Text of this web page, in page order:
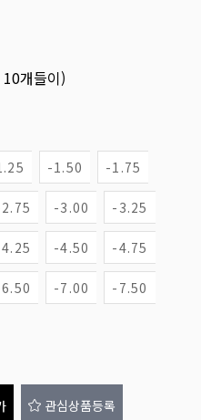
개들이)
-1.50 -1.75
-3.00 -3.25
-4.50 -4.75
-7.00 -7.50
관심상품등록